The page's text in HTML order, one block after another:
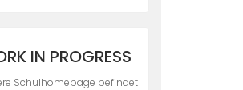
IN PROGRESS
Schulhomepage befindet